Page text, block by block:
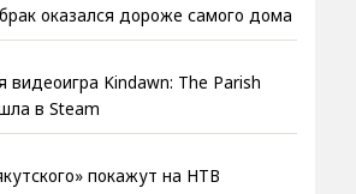
оказался дороже самого дома
видеоигра Kindawn: The Parish
в Steam
покажут на НТВ